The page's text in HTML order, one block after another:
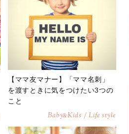
【ママ友マナー】「ママ名刺」
を渡すときに気をつけたい3つの
こと
Baby&Kids / Life style